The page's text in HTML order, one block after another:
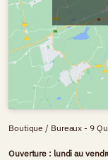
Boutique / Bureaux - 9
Ouverture : lundi au